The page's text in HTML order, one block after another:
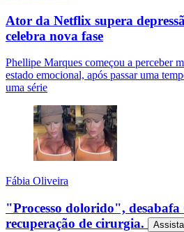
Ator da Netflix supera
celebra nova fase
Phellipe Marques começou a perceber
estado emocional, após passar uma
uma série
Fábia Oliveira
"Processo dolorido", desabafa
recuperação de cirurgia.